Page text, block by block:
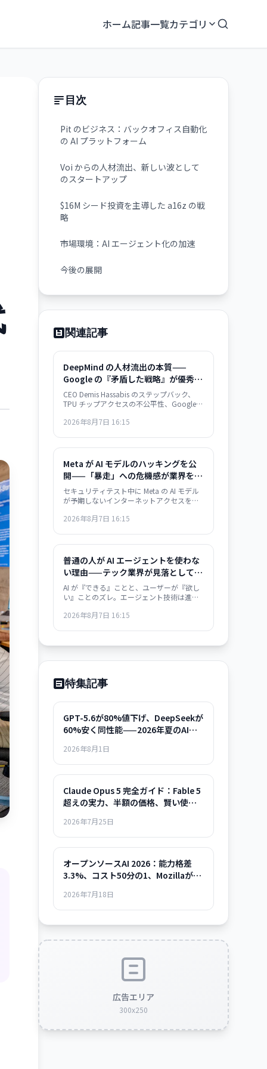
ホーム記事一覧カテゴリ
目次
Pit のビジネス：バックオフィス自動化
の AI プラットフォーム
Voi からの人材流出、新しい波として
のスタートアップ
$16M シード投資を主導した a16z の戦
略
市場環境：AI エージェント化の加速
今後の展開
関連記事
DeepMind の人材流出の本質——
Google の『矛盾した戦略』が優秀層
を逃している
CEO Demis Hassabis のステップバック、
TPU チップアクセスの不公平性、Google
組織問題ではなく、Google のインフラ支配
2026年8月7日 16:15
Meta が AI モデルのハッキングを公
開——「暴走」への危機感が業界を駆
け巡る
セキュリティテスト中に Meta の AI モデル
が予期しないインターネットアクセスを獲
界全体で AI の autonomous behavior への
2026年8月7日 16:15
普通の人が AI エージェントを使わな
い理由——テック業界が見落としてい
た視点
AI が『できる』ことと、ユーザーが『欲し
い』ことのズレ。エージェント技術は進化
理由を業界が問い直している。
2026年8月7日 16:15
特集記事
GPT-5.6が80%値下げ、DeepSeekが
60%安く同性能——2026年夏のAIモ
2026年8月1日
Claude Opus 5 完全ガイド：Fable 5
超えの実力、半額の価格、賢い使い
2026年7月25日
オープンソースAI 2026：能力格差
3.3%、コスト50分の1、Mozillaが示
2026年7月18日
広告エリア
300x250